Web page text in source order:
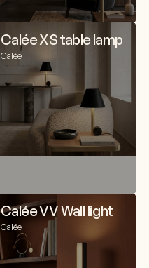
Calée XS table lamp
Calée
Calée VV Wall light
Calée